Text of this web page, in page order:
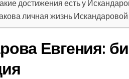
достижения есть у
личная жизнь
Евгения: